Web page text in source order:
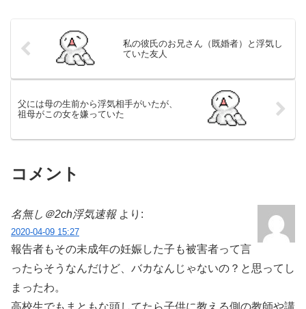
私の彼氏のお兄さん（既婚者）と浮気し
ていた友人
父には母の生前から浮気相手がいたが、
祖母がこの女を嫌っていた
コメント
名無し＠2ch浮気速報 より:
2020-04-09 15:27
報告者もその未成年の妊娠した子も被害者って言
ったらそうなんだけど、バカなんじゃないの？と思ってし
まったわ。
高校生でもまともな頭してたら子供に教える側の教師や講